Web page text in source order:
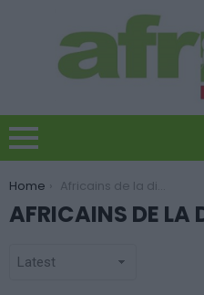
You are here:
Home Africains de la diaspora
AFRICAINS DE LA